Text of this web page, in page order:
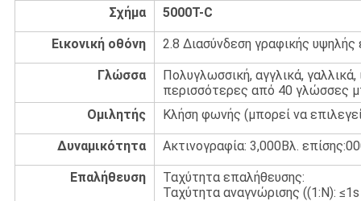
Σχήμα 5000T-C
Εικονική οθόνη 2.8 ∆ιασύνδεση γραφικής υψηλής
Γλώσσα
Πολυγλωσσική, αγγλικά, γαλλικά,
περισσότερες από 40 γλώσσες
Ομιλητής
Κλήση φωνής (μπορεί να
Δυναμικότητα Ακτινογραφία: 3,000Βλ.
Επαλήθευση
Ταχύτητα επαλήθευσης:
Ταχύτητα αναγνώρισης ((1:N): ≤1s